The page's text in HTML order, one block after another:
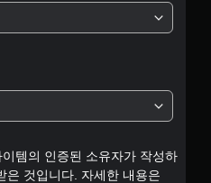
중
균
3
.
템의 인증된 소유자가 작성하
은 것입니다. 자세한 내용은